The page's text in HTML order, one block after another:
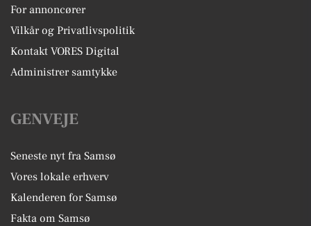
For annoncører
Vilkår og Privatlivspolitik
Kontakt VORES Digital
Administrer samtykke
GENVEJE
Seneste nyt fra Samsø
Vores lokale erhverv
Kalenderen for Samsø
Fakta om Samsø